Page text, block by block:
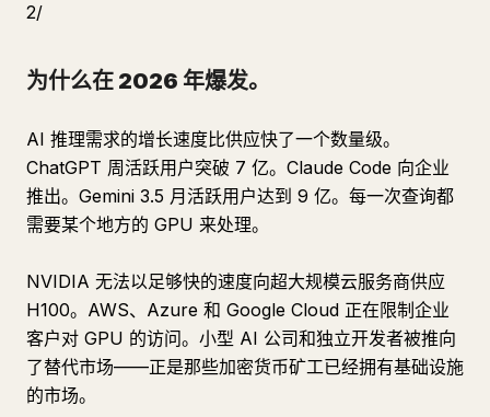
2/
为什么在 2026 年爆发。
AI 推理需求的增长速度比供应快了一个数量级。
ChatGPT 周活跃用户突破 7 亿。Claude Code 向企业
推出。Gemini 3.5 月活跃用户达到 9 亿。每一次查询都
需要某个地方的 GPU 来处理。
NVIDIA 无法以足够快的速度向超大规模云服务商供应
H100。AWS、Azure 和 Google Cloud 正在限制企业
客户对 GPU 的访问。小型 AI 公司和独立开发者被推向
了替代市场——正是那些加密货币矿工已经拥有基础设施
的市场。